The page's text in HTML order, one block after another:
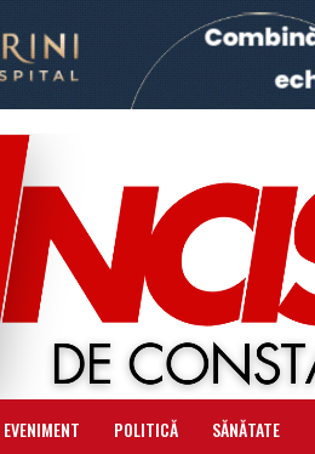
EVENIMENT POLITICĂ SĂNĂTATE